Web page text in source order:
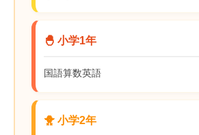
🐣 小学1年
国語算数英語
🐥 小学2年